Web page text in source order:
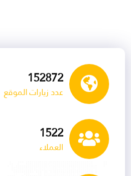
154105
عدد زيارات الموقع
1535
العملاء